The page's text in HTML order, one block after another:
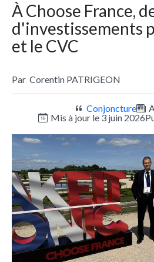
À Choose France,
d'investissements
et le CVC
Par Corentin PATRIGEON
Conjoncture
Mis à jour le 3 juin 2026